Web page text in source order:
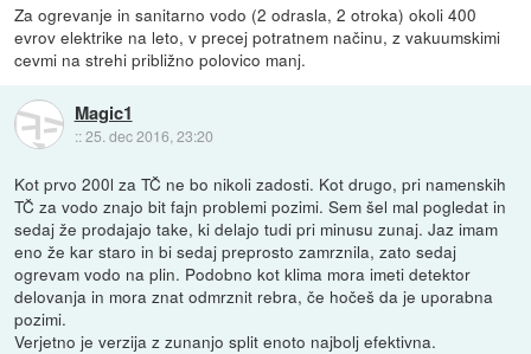
Za ogrevanje in sanitarno vodo (2 odrasla, 2 otroka) okoli 400
evrov elektrike na leto, v precej potratnem načinu, z vakuumskimi
cevmi na strehi približno polovico manj.
Magic1
::25. dec 2016, 23:20
Kot prvo 200l za TČ ne bo nikoli zadosti. Kot drugo, pri namenskih
TČ za vodo znajo bit fajn problemi pozimi. Sem šel mal pogledat in
sedaj že prodajajo take, ki delajo tudi pri minusu zunaj. Jaz imam
eno že kar staro in bi sedaj preprosto zamrznila, zato sedaj
ogrevam vodo na plin. Podobno kot klima mora imeti detektor
delovanja in mora znat odmrznit rebra, če hočeš da je uporabna
pozimi.
Verjetno je verzija z zunanjo split enoto najbolj efektivna.